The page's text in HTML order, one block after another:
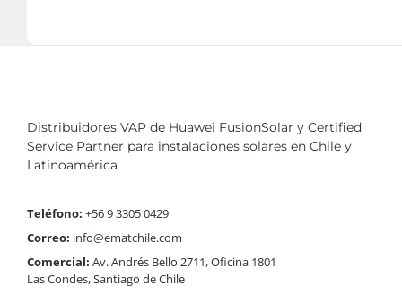
Distribuidores VAP de Huawei FusionSolar y Certified
Service Partner para instalaciones solares en Chile y
Latinoamérica
Teléfono: +56 9 3305 0429
Correo: info@ematchile.com
Comercial: Av. Andrés Bello 2711, Oficina 1801
Las Condes, Santiago de Chile